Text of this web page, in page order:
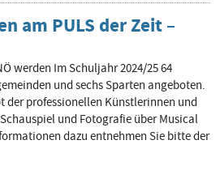
am PULS der Zeit –
werden Im Schuljahr 2024/25 64
und sechs Sparten angeboten.
der professionellen Künstlerinnen und
und Fotografie über Musical
dazu entnehmen Sie bitte der